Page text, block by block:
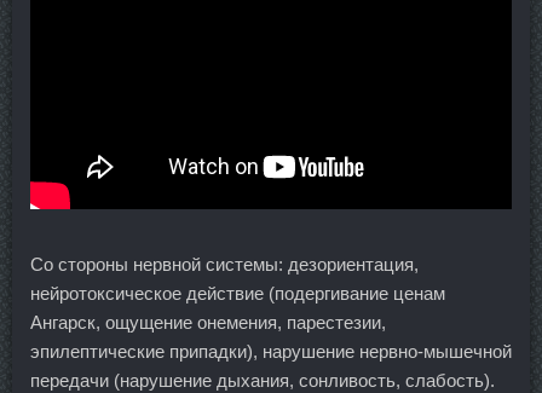
Со стороны нервной системы: дезориентация,
нейротоксическое действие (подергивание ценам
Ангарск, ощущение онемения, парестезии,
эпилептические припадки), нарушение нервно-мышечной
передачи (нарушение дыхания, сонливость, слабость).